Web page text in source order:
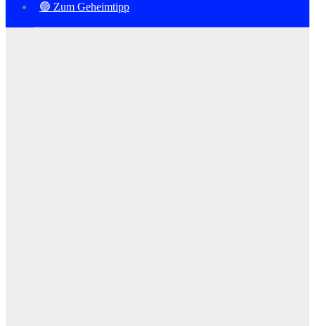
🟢 Zum Geheimtipp